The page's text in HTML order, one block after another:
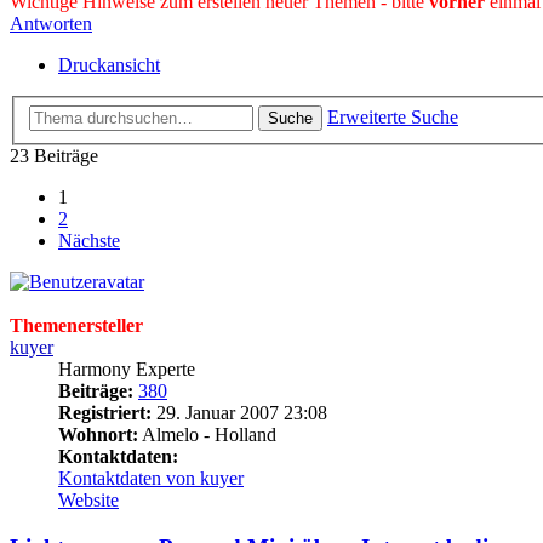
Antworten
Druckansicht
Suche
Erweiterte Suche
23 Beiträge
1
2
Nächste
Themenersteller
kuyer
Harmony Experte
Beiträge: 380
Registriert: 29. Januar 2007 23:08
Wohnort: Almelo - Holland
Kontaktdaten:
Kontaktdaten von kuyer
Website